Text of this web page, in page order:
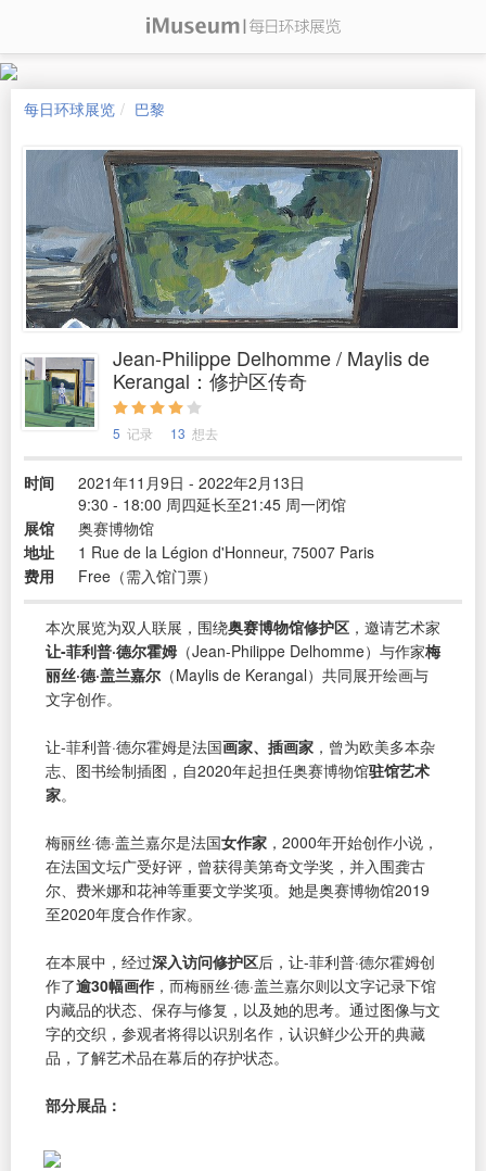
每日环球展览 巴黎
Jean-Philippe Delhomme / Maylis de
Kerangal：修护区传奇
5 记录 13 想去
时间
2021年11月9日 - 2022年2月13日
9:30 - 18:00 周四延长至21:45 周一闭馆
展馆
奥赛博物馆
地址
1 Rue de la Légion d'Honneur, 75007 Paris
费用
Free（需入馆门票）
本次展览为双人联展，围绕奥赛博物馆修护区 ，邀请艺术家
让-菲利普·德尔霍姆 （Jean-Philippe Delhomme）与作家梅
丽丝·德·盖兰嘉尔 （Maylis de Kerangal）共同展开绘画与
文字创作。
让-菲利普·德尔霍姆是法国画家、插画家 ，曾为欧美多本杂
志、图书绘制插图，自2020年起担任奥赛博物馆驻馆艺术
家。
梅丽丝·德·盖兰嘉尔是法国女作家 ，2000年开始创作小说，
在法国文坛广受好评，曾获得美第奇文学奖，并入围龚古
尔、费米娜和花神等重要文学奖项。她是奥赛博物馆2019
至2020年度合作作家。
在本展中，经过深入访问修护区后，让-菲利普·德尔霍姆创
作了逾30幅画作 ，而梅丽丝·德·盖兰嘉尔则以文字记录下馆
内藏品的状态、保存与修复，以及她的思考。通过图像与文
字的交织，参观者将得以识别名作，认识鲜少公开的典藏
品，了解艺术品在幕后的存护状态。
部分展品：